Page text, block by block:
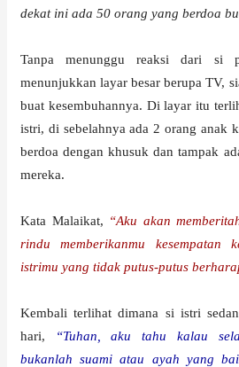
dekat ini ada 50 orang yang berdoa
Tanpa menunggu reaksi dari si
menunjukkan layar besar berupa TV,
buat kesembuhannya. Di layar itu
istri, di sebelahnya ada 2 orang anak
berdoa dengan khusuk dan tampak
mereka.
Kata Malaikat, “Aku akan
rindu memberikanmu kesempatan
istrimu yang tidak putus-putus
Kembali terlihat dimana si istri
hari, “Tuhan, aku tahu kalau
bukanlah suami atau ayah yang